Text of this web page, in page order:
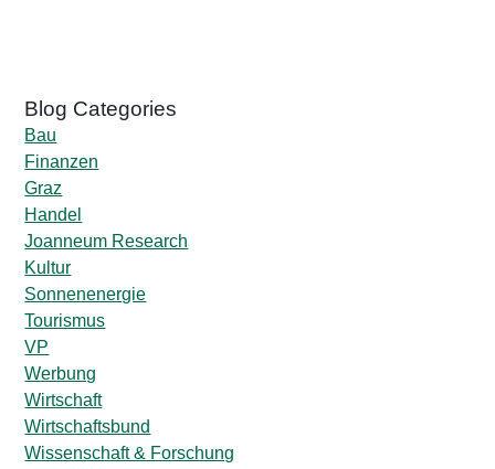
Bau
Finanzen
Graz
Handel
Joanneum Research
Kultur
Sonnenenergie
Tourismus
VP
Werbung
Wirtschaft
Wirtschaftsbund
Wissenschaft & Forschung